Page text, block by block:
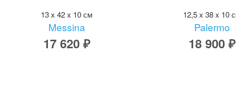
13 x 42 x 10 см
Messina
17 620 ₽
12,5 x 38 x 10
Palermo
18 900 ₽